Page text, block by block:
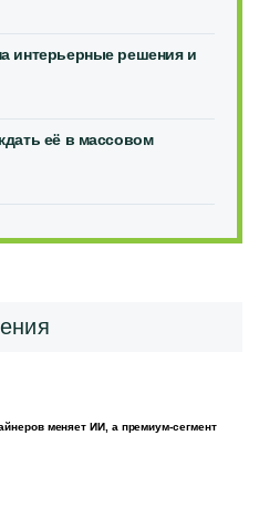
интерьерные решения и
её в массовом
меняет ИИ, а премиум-сегмент